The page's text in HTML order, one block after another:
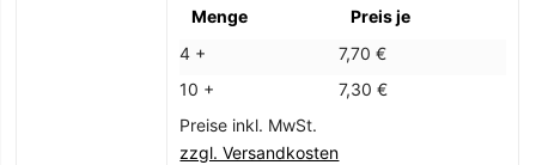
Menge
Preis je
4 +
7,70 €
10 +
7,30 €
Preise inkl. MwSt.
zzgl. Versandkosten